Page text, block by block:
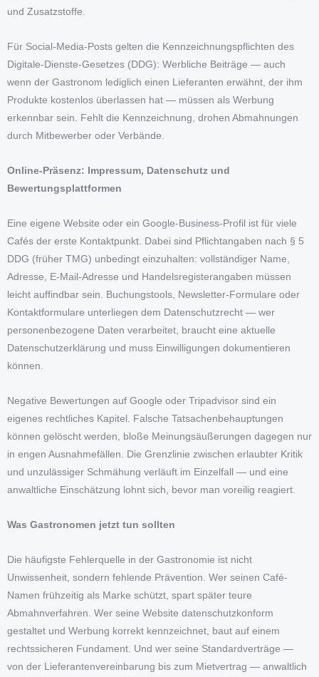
und Zusatzstoffe.
Für Social-Media-Posts gelten die Kennzeichnungspflichten des
Digitale-Dienste-Gesetzes (DDG): Werbliche Beiträge — auch
wenn der Gastronom lediglich einen Lieferanten erwähnt, der ihm
Produkte kostenlos überlassen hat — müssen als Werbung
erkennbar sein. Fehlt die Kennzeichnung, drohen Abmahnungen
durch Mitbewerber oder Verbände.
Online-Präsenz: Impressum, Datenschutz und
Bewertungsplattformen
Eine eigene Website oder ein Google-Business-Profil ist für viele
Cafés der erste Kontaktpunkt. Dabei sind Pflichtangaben nach § 5
DDG (früher TMG) unbedingt einzuhalten: vollständiger Name,
Adresse, E-Mail-Adresse und Handelsregisterangaben müssen
leicht auffindbar sein. Buchungstools, Newsletter-Formulare oder
Kontaktformulare unterliegen dem Datenschutzrecht — wer
personenbezogene Daten verarbeitet, braucht eine aktuelle
Datenschutzerklärung und muss Einwilligungen dokumentieren
können.
Negative Bewertungen auf Google oder Tripadvisor sind ein
eigenes rechtliches Kapitel. Falsche Tatsachenbehauptungen
können gelöscht werden, bloße Meinungsäußerungen dagegen nur
in engen Ausnahmefällen. Die Grenzlinie zwischen erlaubter Kritik
und unzulässiger Schmähung verläuft im Einzelfall — und eine
anwaltliche Einschätzung lohnt sich, bevor man voreilig reagiert.
Was Gastronomen jetzt tun sollten
Die häufigste Fehlerquelle in der Gastronomie ist nicht
Unwissenheit, sondern fehlende Prävention. Wer seinen Café-
Namen frühzeitig als Marke schützt, spart später teure
Abmahnverfahren. Wer seine Website datenschutzkonform
gestaltet und Werbung korrekt kennzeichnet, baut auf einem
rechtssicheren Fundament. Und wer seine Standardverträge —
von der Lieferantenvereinbarung bis zum Mietvertrag — anwaltlich